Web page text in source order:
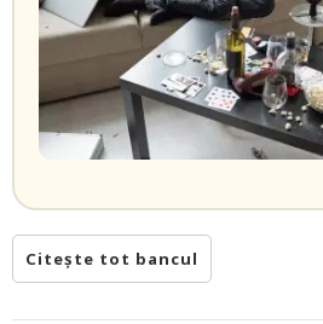
Citește tot bancul